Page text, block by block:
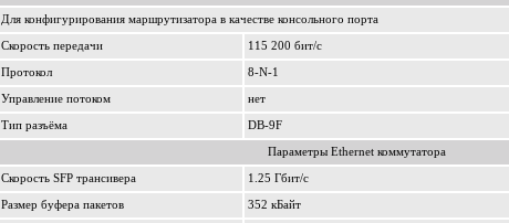
Для конфигурирования маршрутизатора в качестве консольного порта
Скорость передачи 115 200 бит/с
Протокол 8-N-1
Управление потоком нет
Тип разъёма DB-9F
Параметры Ethernet коммутатора
Скорость SFP трансивера 1.25 Гбит/с
Размер буфера пакетов 352 кБайт